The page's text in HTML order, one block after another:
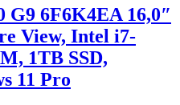
G9 6F6K4EA 16,0″
View, Intel i7-
1TB SSD,
11 Pro